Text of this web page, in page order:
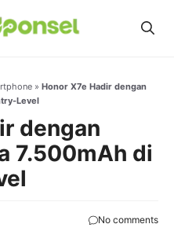
» Honor X7e Hadir dengan
Level
dengan
7.500mAh di
No comments